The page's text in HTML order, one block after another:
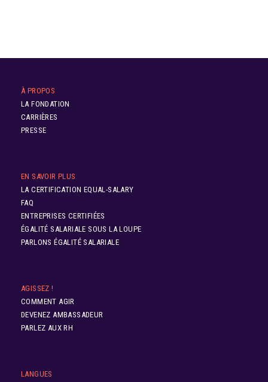
À PROPOS
LA FONDATION
CARRIÈRES
PRESSE
EN SAVOIR PLUS
LA CERTIFICATION EQUAL-SALARY
FAQ
ENTREPRISES CERTIFIÉES
ÉGALITÉ SALARIALE SOUS LA LOUPE
PARLONS ÉGALITÉ SALARIALE
AGISSEZ !
COMMENT AGIR
DEVENEZ AMBASSADEUR
PARLEZ AUX RH
LANGUES